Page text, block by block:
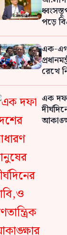
পড়ে
ফখরুল
এক-
রেখে
এক